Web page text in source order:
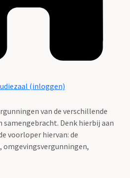
(inloggen)
van de verschillende
Denk hierbij aan
voorloper hiervan: de